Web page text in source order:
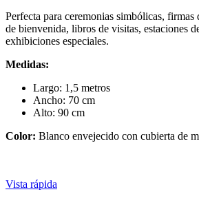
Perfecta para ceremonias simbólicas, firmas
de bienvenida, libros de visitas, estaciones
exhibiciones especiales.
Medidas:
Largo: 1,5 metros
Ancho: 70 cm
Alto: 90 cm
Color: Blanco envejecido con cubierta de
Vista rápida